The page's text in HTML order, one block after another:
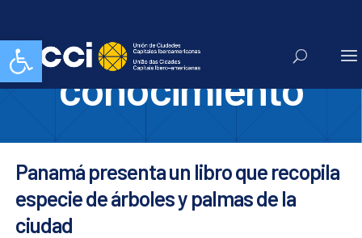
Abrir barra de herramientasgestion del
conocimiento
Panamá presenta un libro que recopila
especie de árboles y palmas de la
ciudad